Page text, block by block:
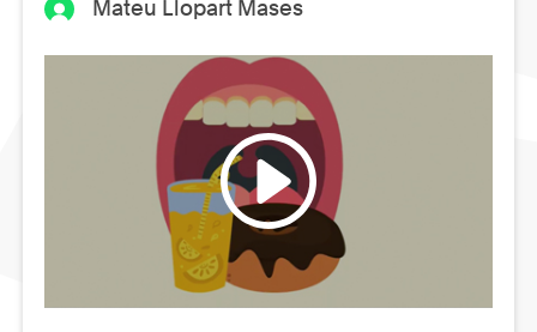
Mateu Llopart Mases